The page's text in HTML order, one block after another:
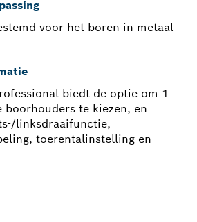
voor het boren in metaal
biedt de optie om 1
boorhouders te kiezen, en
linksdraaifunctie,
toerentalinstelling en